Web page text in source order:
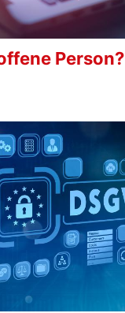
Person?